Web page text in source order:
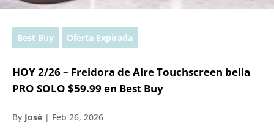
Best Buy Oferta Expirada
HOY 2/26 – Freidora de Aire Touchscreen bella
PRO SOLO $59.99 en Best Buy
By José | Feb 26, 2026